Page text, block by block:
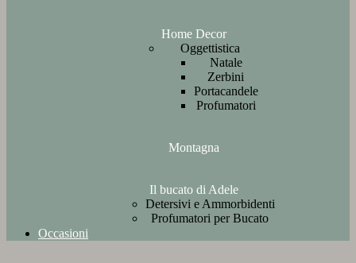
Home Decor
Oggettistica
Natale
Zerbini
Portacandele
Profumatori
Montagna
Il bucato di Adele
Detersivi e Ammorbidenti
Profumatori per Bucato
Occasioni